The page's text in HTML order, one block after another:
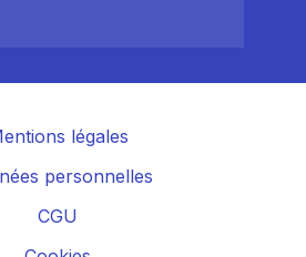
légales
personnelles
CGU